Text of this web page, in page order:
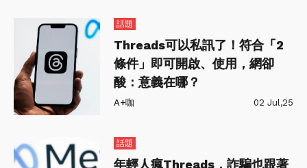
話題
Threads可以私訊了！符合「2
條件」即可開啟、使用，網卻
酸：意義在哪？
A+咖 02 Jul,25
話題
年輕人瘋Threads，詐騙也跟著